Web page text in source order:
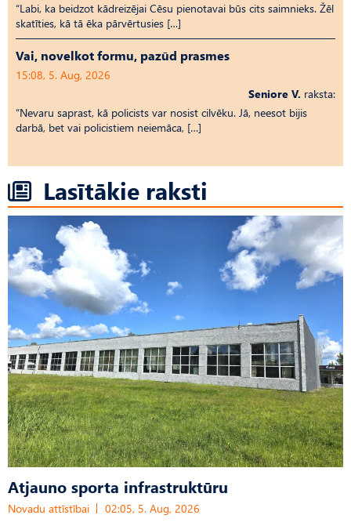
“Labi, ka beidzot kādreizējai Cēsu pienotavai būs cits saimnieks. Žēl
skatīties, kā tā ēka pārvērtusies […]
Vai, novelkot formu, pazūd prasmes
15:08, 5. Aug, 2026
Seniore V. raksta:
“Nevaru saprast, kā policists var nosist cilvēku. Jā, neesot bijis
darbā, bet vai policistiem neiemāca, […]
Lasītākie raksti
Atjauno sporta infrastruktūru
Novadu attīstībai 02:05, 5. Aug, 2026